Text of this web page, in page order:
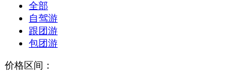
全部
自驾游
跟团游
包团游
价格区间：